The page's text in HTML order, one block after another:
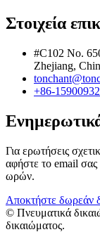
Στοιχεία
#C102 No.
Zhejiang,
+86-
Για ερωτήσεις
αφήστε το email σας
ωρών.
Αποκτήστε δωρεάν
© Πνευματικά
δικαιώματος.